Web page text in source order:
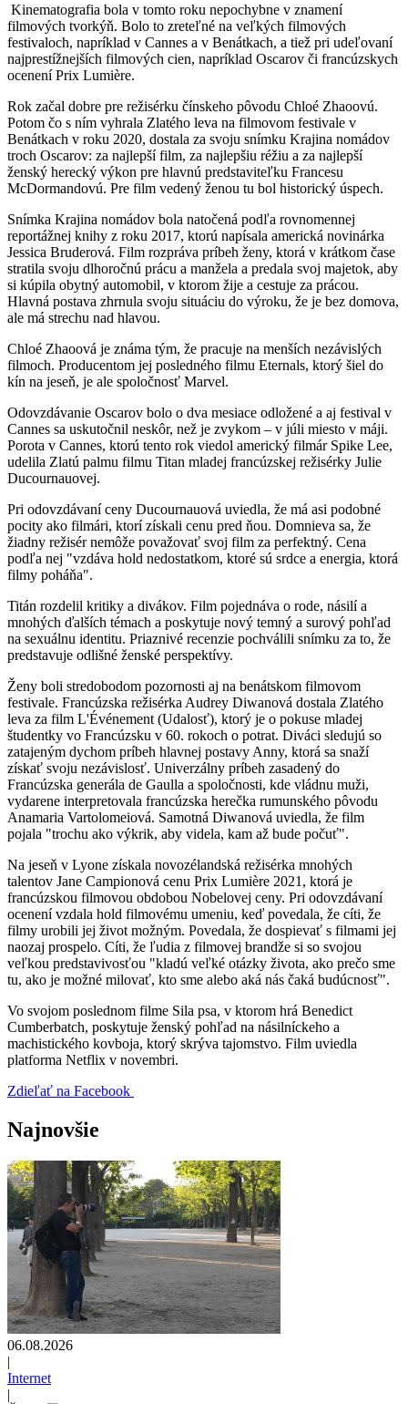
Kinematografia bola v tomto roku nepochybne v znamení
filmových tvorkýň. Bolo to zreteľné na veľkých filmových
festivaloch, napríklad v Cannes a v Benátkach, a tiež pri udeľovaní
najprestížnejších filmových cien, napríklad Oscarov či francúzskych
ocenení Prix Lumière.
Rok začal dobre pre režisérku čínskeho pôvodu Chloé Zhaoovú.
Potom čo s ním vyhrala Zlatého leva na filmovom festivale v
Benátkach v roku 2020, dostala za svoju snímku Krajina nomádov
troch Oscarov: za najlepší film, za najlepšiu réžiu a za najlepší
ženský herecký výkon pre hlavnú predstaviteľku Francesu
McDormandovú. Pre film vedený ženou tu bol historický úspech.
Snímka Krajina nomádov bola natočená podľa rovnomennej
reportážnej knihy z roku 2017, ktorú napísala americká novinárka
Jessica Bruderová. Film rozpráva príbeh ženy, ktorá v krátkom čase
stratila svoju dlhoročnú prácu a manžela a predala svoj majetok, aby
si kúpila obytný automobil, v ktorom žije a cestuje za prácou.
Hlavná postava zhrnula svoju situáciu do výroku, že je bez domova,
ale má strechu nad hlavou.
Chloé Zhaoová je známa tým, že pracuje na menších nezávislých
filmoch. Producentom jej posledného filmu Eternals, ktorý šiel do
kín na jeseň, je ale spoločnosť Marvel.
Odovzdávanie Oscarov bolo o dva mesiace odložené a aj festival v
Cannes sa uskutočnil neskôr, než je zvykom – v júli miesto v máji.
Porota v Cannes, ktorú tento rok viedol americký filmár Spike Lee,
udelila Zlatú palmu filmu Titan mladej francúzskej režisérky Julie
Ducournauovej.
Pri odovzdávaní ceny Ducournauová uviedla, že má asi podobné
pocity ako filmári, ktorí získali cenu pred ňou. Domnieva sa, že
žiadny režisér nemôže považovať svoj film za perfektný. Cena
podľa nej "vzdáva hold nedostatkom, ktoré sú srdce a energia, ktorá
filmy poháňa".
Titán rozdelil kritiky a divákov. Film pojednáva o rode, násilí a
mnohých ďalších témach a poskytuje nový temný a surový pohľad
na sexuálnu identitu. Priaznivé recenzie pochválili snímku za to, že
predstavuje odlišné ženské perspektívy.
Ženy boli stredobodom pozornosti aj na benátskom filmovom
festivale. Francúzska režisérka Audrey Diwanová dostala Zlatého
leva za film L'Événement (Udalosť), ktorý je o pokuse mladej
študentky vo Francúzsku v 60. rokoch o potrat. Diváci sledujú so
zatajeným dychom príbeh hlavnej postavy Anny, ktorá sa snaží
získať svoju nezávislosť. Univerzálny príbeh zasadený do
Francúzska generála de Gaulla a spoločnosti, kde vládnu muži,
vydarene interpretovala francúzska herečka rumunského pôvodu
Anamaria Vartolomeiová. Samotná Diwanová uviedla, že film
pojala "trochu ako výkrik, aby videla, kam až bude počuť".
Na jeseň v Lyone získala novozélandská režisérka mnohých
talentov Jane Campionová cenu Prix Lumière 2021, ktorá je
francúzskou filmovou obdobou Nobelovej ceny. Pri odovzdávaní
ocenení vzdala hold filmovému umeniu, keď povedala, že cíti, že
filmy urobili jej život možným. Povedala, že dospievať s filmami jej
naozaj prospelo. Cíti, že ľudia z filmovej brandže si so svojou
veľkou predstavivosťou "kladú veľké otázky života, ako prečo sme
tu, ako je možné milovať, kto sme alebo aká nás čaká budúcnosť".
Vo svojom poslednom filme Sila psa, v ktorom hrá Benedict
Cumberbatch, poskytuje ženský pohľad na násilníckeho a
machistického kovboja, ktorý skrýva tajomstvo. Film uviedla
platforma Netflix v novembri.
Zdieľať na Facebook
Najnovšie
06.08.2026
|
Internet
|